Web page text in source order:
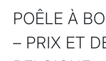
POÊLE À
– PRIX ET